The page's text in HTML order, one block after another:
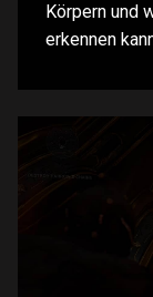
Körpern und
erkennen